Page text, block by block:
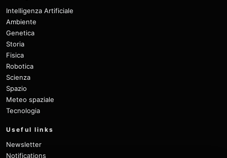
Intelligenza Artificiale
Ambiente
Genetica
Storia
Fisica
Robotica
Scienza
Spazio
Meteo spaziale
Tecnologia
Useful links
Newsletter
Notifications